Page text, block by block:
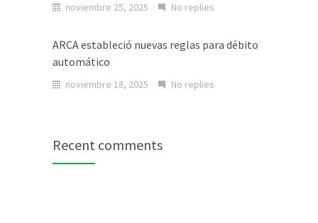
noviembre 25, 2025 No replies
ARCA estableció nuevas reglas para débito
automático
noviembre 18, 2025 No replies
Recent comments